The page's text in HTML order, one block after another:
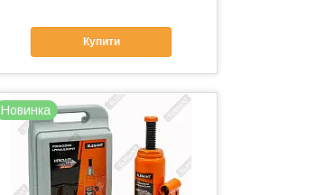
Купити
Новинка